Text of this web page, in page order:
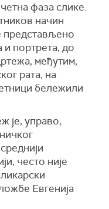
фаза слике.
начин
портрета, до
међутим,
рата, на
бележили
је, управо,
често није
Евгенија